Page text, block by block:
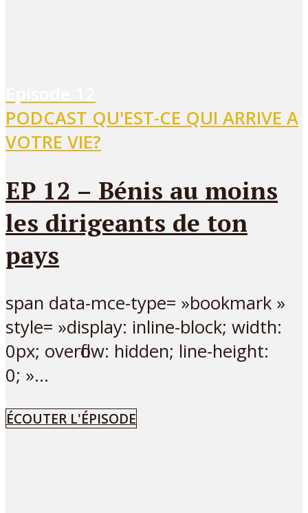
PODCAST QU'EST-CE QUI ARRIVE A
VOTRE VIE?
EP 12 – Bénis au moins
les dirigeants de ton
pays
span data-mce-type= »bookmark »
style= »display: inline-block; width:
0px; overflow: hidden; line-height:
0; »...
ÉCOUTER L'ÉPISODE